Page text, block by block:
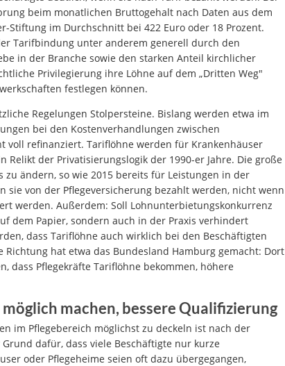
beim monatlichen Bruttogehalt nach Daten aus dem
Stiftung im Durchschnitt bei 422 Euro oder 18 Prozent.
Tarifbindung unter anderem generell durch den
in der Branche sowie den starken Anteil kirchlicher
Privilegierung ihre Löhne auf dem „Dritten Weg"
festlegen können.
Regelungen Stolpersteine. Bislang werden etwa im
bei den Kostenverhandlungen zwischen
voll refinanziert. Tariflöhne werden für Krankenhäuser
Relikt der Privatisierungslogik der 1990-er Jahre. Die große
zu ändern, so wie 2015 bereits für Leistungen in der
sie von der Pflegeversicherung bezahlt werden, nicht wenn
werden. Außerdem: Soll Lohnunterbietungskonkurrenz
dem Papier, sondern auch in der Praxis verhindert
dass Tariflöhne auch wirklich bei den Beschäftigten
Richtung hat etwa das Bundesland Hamburg gemacht: Dort
dass Pflegekräfte Tariflöhne bekommen, höhere
machen, bessere Qualifizierung
im Pflegebereich möglichst zu deckeln ist nach der
dafür, dass viele Beschäftigte nur kurze
oder Pflegeheime seien oft dazu übergegangen,